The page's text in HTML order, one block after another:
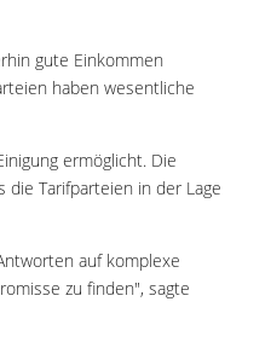
gute Einkommen
haben wesentliche
ermöglicht. Die
die Tarifparteien in der Lage
auf komplexe
zu finden", sagte